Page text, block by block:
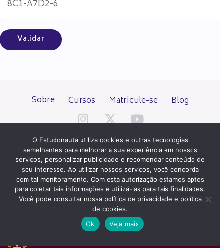
Sobre Cursos Matricule-se Blog
Todos os direitos reservados desde 2000.
PATROCÍNIO E HOSPEDAGEM
O Estudonauta utiliza cookies e outras tecnologias
semelhantes para melhorar a sua experiência em nossos
serviços, personalizar publicidade e recomendar conteúdo de
seu interesse. Ao utilizar nossos serviços, você concorda
com tal monitoramento. Com esta autorização estamos aptos
para coletar tais informações e utilizá-las para tais finalidades.
Você pode consultar nossa política de privacidade e política
de cookies.
Ok
Veja mais